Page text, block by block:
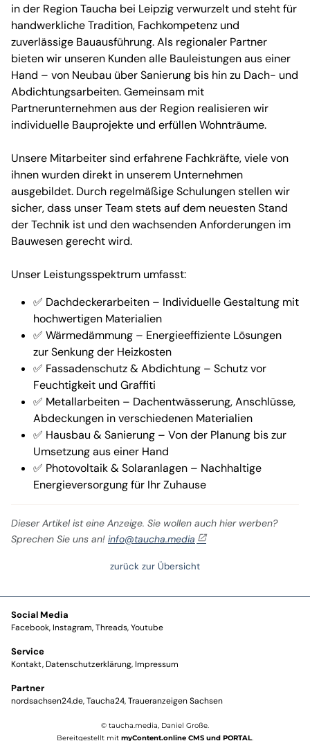
in der Region Taucha bei Leipzig verwurzelt und steht für
handwerkliche Tradition, Fachkompetenz und
zuverlässige Bauausführung. Als regionaler Partner
bieten wir unseren Kunden alle Bauleistungen aus einer
Hand – von Neubau über Sanierung bis hin zu Dach- und
Abdichtungsarbeiten. Gemeinsam mit
Partnerunternehmen aus der Region realisieren wir
individuelle Bauprojekte und erfüllen Wohnträume.
Unsere Mitarbeiter sind erfahrene Fachkräfte, viele von
ihnen wurden direkt in unserem Unternehmen
ausgebildet. Durch regelmäßige Schulungen stellen wir
sicher, dass unser Team stets auf dem neuesten Stand
der Technik ist und den wachsenden Anforderungen im
Bauwesen gerecht wird.
Unser Leistungsspektrum umfasst:
✅ Dachdeckerarbeiten – Individuelle Gestaltung mit
hochwertigen Materialien
✅ Wärmedämmung – Energieeffiziente Lösungen
zur Senkung der Heizkosten
✅ Fassadenschutz & Abdichtung – Schutz vor
Feuchtigkeit und Graffiti
✅ Metallarbeiten – Dachentwässerung, Anschlüsse,
Abdeckungen in verschiedenen Materialien
✅ Hausbau & Sanierung – Von der Planung bis zur
Umsetzung aus einer Hand
✅ Photovoltaik & Solaranlagen – Nachhaltige
Energieversorgung für Ihr Zuhause
Dieser Artikel ist eine Anzeige. Sie wollen auch hier werben?
Sprechen Sie uns an! info@taucha.media
zurück zur Übersicht
Social Media
Facebook Instagram Threads Youtube
Service
Kontakt Datenschutzerklärung Impressum
Partner
nordsachsen24.de Taucha24 Traueranzeigen Sachsen
© taucha.media, Daniel Große.
Bereitgestellt mit myContent.online CMS und PORTAL